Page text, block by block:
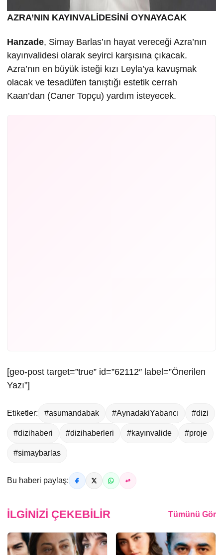
AZRA’NIN KAYINVALİDESİNİ OYNAYACAK
Hanzade, Simay Barlas’ın hayat vereceği Azra’nın
kayınvalidesi olarak seyirci karşısına çıkacak.
Azra’nın en büyük isteği kızı Leyla’ya kavuşmak
olacak ve tesadüfen tanıştığı estetik cerrah
Kaan’dan (Caner Topçu) yardım isteyecek.
[geo-post target=”true” id=”62112″ label=”Önerilen
Yazı”]
Etiketler: #asumandabak #AynadakiYabancı #dizi
#dizihaberi #dizihaberleri #kayınvalide #proje
#simaybarlas
Bu haberi paylaş:
İLGINIZI ÇEKEBILIR Tümünü Gör